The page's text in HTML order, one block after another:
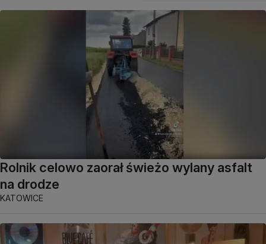
Rolnik celowo zaorał świeżo wylany asfalt
na drodze
KATOWICE